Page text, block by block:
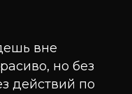
вне
но без
действий по